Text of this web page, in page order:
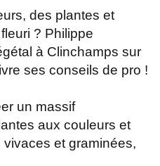
des plantes et
? Philippe
à Clinchamps sur
ses conseils de pro !
un massif
aux couleurs et
et graminées,